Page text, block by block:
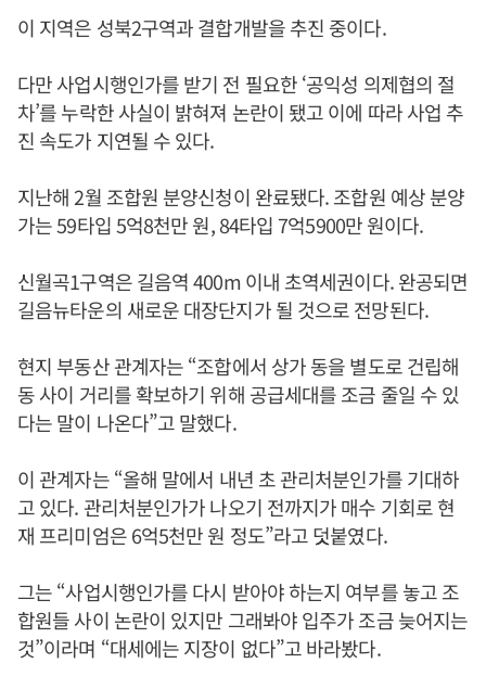
이 지역은 성북2구역과 결합개발을 추진 중이다.
다만 사업시행인가를 받기 전 필요한 ‘공익성 의제협의 절
차’를 누락한 사실이 밝혀져 논란이 됐고 이에 따라 사업 추
진 속도가 지연될 수 있다.
지난해 2월 조합원 분양신청이 완료됐다. 조합원 예상 분양
가는 59타입 5억8천만 원, 84타입 7억5900만 원이다.
신월곡1구역은 길음역 400m 이내 초역세권이다. 완공되면
길음뉴타운의 새로운 대장단지가 될 것으로 전망된다.
현지 부동산 관계자는 “조합에서 상가 동을 별도로 건립해
동 사이 거리를 확보하기 위해 공급세대를 조금 줄일 수 있
다는 말이 나온다”고 말했다.
이 관계자는 “올해 말에서 내년 초 관리처분인가를 기대하
고 있다. 관리처분인가가 나오기 전까지가 매수 기회로 현
재 프리미엄은 6억5천만 원 정도”라고 덧붙였다.
그는 “사업시행인가를 다시 받아야 하는지 여부를 놓고 조
합원들 사이 논란이 있지만 그래봐야 입주가 조금 늦어지는
것”이라며 “대세에는 지장이 없다”고 바라봤다.